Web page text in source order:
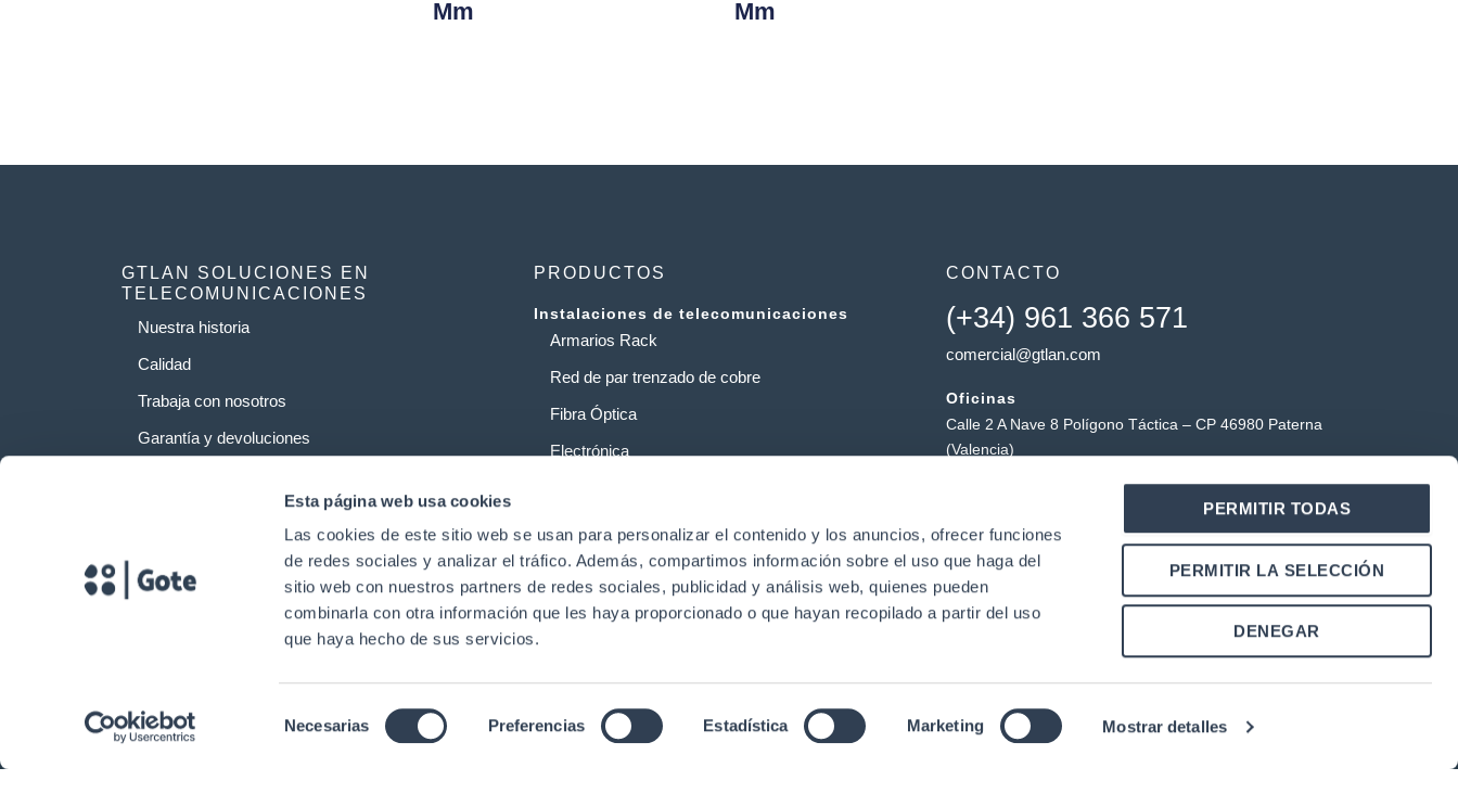
Esta página web usa cookies
Las cookies de este sitio web se usan para personalizar el contenido y los anuncios, ofrecer funciones
de redes sociales y analizar el tráfico. Además, compartimos información sobre el uso que haga del
sitio web con nuestros partners de redes sociales, publicidad y análisis web, quienes pueden
combinarla con otra información que les haya proporcionado o que hayan recopilado a partir del uso
que haya hecho de sus servicios.
de
Necesarias Preferencias Estadística Marketing Mostrar detalles
PERMITIR TODAS
PERMITIR LA SELECCIÓN
DENEGAR
Mm
Mm
GTLAN SOLUCIONES EN
TELECOMUNICACIONES
Nuestra historia
Calidad
Trabaja con nosotros
Garantía y devoluciones
PRODUCTOS
Instalaciones de telecomunicaciones
Armarios Rack
Red de par trenzado de cobre
Fibra Óptica
Electrónica
Centros de datos
CONTACTO
(+34) 961 366 571
comercial@gtlan.com
Oficinas
Calle 2 A Nave 8 Polígono Táctica – CP 46980 Paterna
(Valencia)
Polígono Industrial Táctica, Carrer Forners, 18, 46980
Paterna (Valencia)
Y
o
u
L
n
n
Copyright © 2024. Gtlan Soluciones en Telecomunicaciones Todos los derechos reservadoAviso Legal | Política de Privacidad de Datos Política de Cookies | Condiciones de Uso